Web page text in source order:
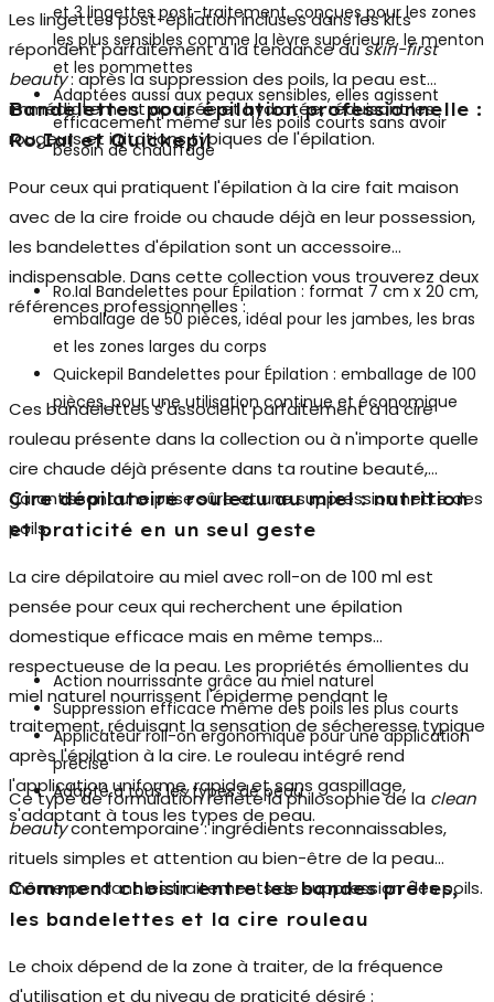
et 3 lingettes post-traitement, conçues pour les zones
les plus sensibles comme la lèvre supérieure, le menton
et les pommettes
Adaptées aussi aux peaux sensibles, elles agissent
efficacement même sur les poils courts sans avoir
besoin de chauffage
Les lingettes post-épilation incluses dans les kits
répondent parfaitement à la tendance duskin-first
beauty: après la suppression des poils, la peau est
immédiatement apaisée et hydratée, réduisant les
rougeurs et irritations typiques de l'épilation.
Bandelettes pour épilation professionnelle :
Ro.Ial et Quickepil
Pour ceux qui pratiquent l'épilation à la cire fait maison
avec de la cire froide ou chaude déjà en leur possession,
les bandelettes d'épilation sont un accessoire
indispensable. Dans cette collection vous trouverez deux
références professionnelles :
Ro.Ial Bandelettes pour Épilation : format 7 cm x 20 cm,
emballage de 50 pièces, idéal pour les jambes, les bras
et les zones larges du corps
Quickepil Bandelettes pour Épilation : emballage de 100
pièces, pour une utilisation continue et économique
Ces bandelettes s'associent parfaitement à la cire
rouleau présente dans la collection ou à n'importe quelle
cire chaude déjà présente dans ta routine beauté,
garantissant une prise sûre et une suppression nette des
poils.
Cire dépilatoire rouleau au miel : nutrition
et praticité en un seul geste
La cire dépilatoire au miel avec roll-on de 100 ml est
pensée pour ceux qui recherchent une épilation
domestique efficace mais en même temps
respectueuse de la peau. Les propriétés émollientes du
miel naturel nourrissent l'épiderme pendant le
traitement, réduisant la sensation de sécheresse typique
après l'épilation à la cire. Le rouleau intégré rend
l'application uniforme, rapide et sans gaspillage,
s'adaptant à tous les types de peau.
Action nourrissante grâce au miel naturel
Suppression efficace même des poils les plus courts
Applicateur roll-on ergonomique pour une application
précise
Adapté à tous les types de peau
Ce type de formulation reflète la philosophie de la clean
beautycontemporaine : ingrédients reconnaissables,
rituels simples et attention au bien-être de la peau
même pendant les traitements de suppression des poils.
Comment choisir entre les bandes prêtes,
les bandelettes et la cire rouleau
Le choix dépend de la zone à traiter, de la fréquence
d'utilisation et du niveau de praticité désiré :